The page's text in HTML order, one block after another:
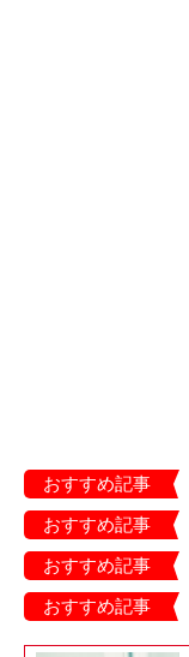
おすすめ記事
おすすめ記事
おすすめ記事
おすすめ記事